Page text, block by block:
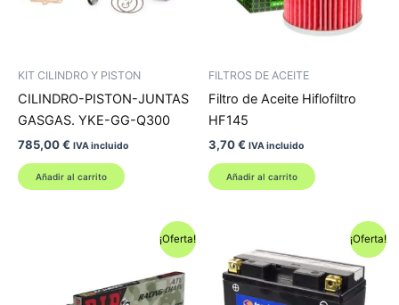
KIT CILINDRO Y PISTON
CILINDRO-PISTON-JUNTAS
GASGAS. YKE-GG-Q300
785,00€ IVA incluido
Añadir al carrito
FILTROS DE ACEITE
Filtro de Aceite Hiflofiltro
HF145
3,70€ IVA incluido
Añadir al carrito
¡Oferta! ¡Oferta!